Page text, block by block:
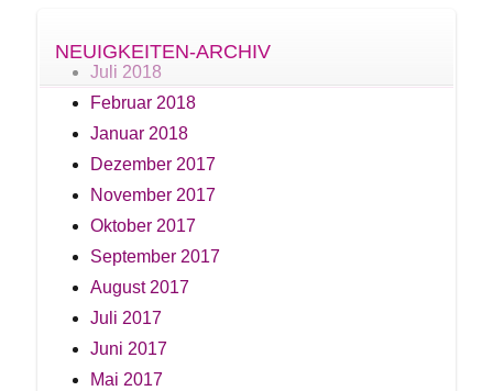
NEUIGKEITEN-ARCHIV
Juli 2018
Februar 2018
Januar 2018
Dezember 2017
November 2017
Oktober 2017
September 2017
August 2017
Juli 2017
Juni 2017
Mai 2017